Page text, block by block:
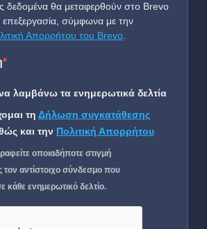
δεδομένα θα μεταφερθούν στο Brevo
επεξεργασία, σύμφωνα με την
Απορρήτου του Brevo
λαμβάνω τα ενημερωτικά δελτία
τη Δήλωση συγκατάθεσης
και την Πολιτική Απορρήτου
οποιαδήποτε στιγμή
τον αντίστοιχο σύνδεσμο που
κάθε ενημερωτικό δελτίο.